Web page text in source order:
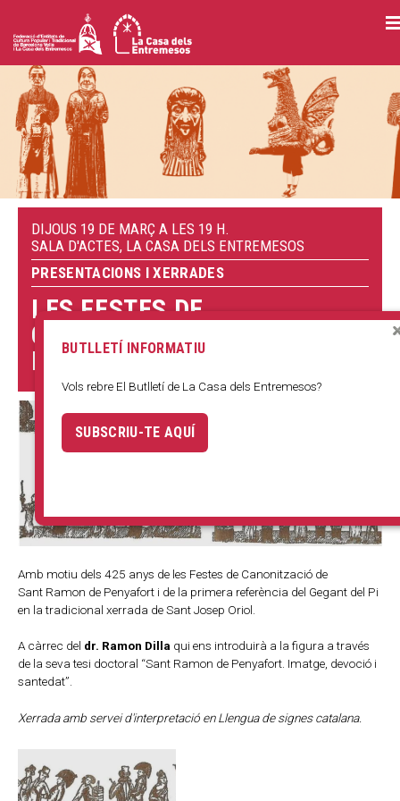
Vés
al
DIJOUS 19 DE MARÇ A LES 19 H.
SALA D'ACTES, LA CASA DELS ENTREMESOS
PRESENTACIONS I XERRADES
LES FESTES DE
CANONITZACIÓ DE SANT
RAMON DE PENYAFORT
Amb motiu dels 425 anys de les Festes de Canonització de
Sant Ramon de Penyafort i de la primera referència del Gegant del Pi
en la tradicional xerrada de Sant Josep Oriol.
A càrrec del dr. Ramon Dilla qui ens introduirà a la figura a través
de la seva tesi doctoral “Sant Ramon de Penyafort. Imatge, devoció i
santedat”.
Xerrada amb servei d'interpretació en Llengua de signes catalana.
BUTLLETÍ INFORMATIU
Vols rebre El Butlletí de La Casa dels Entremesos?
SUBSCRIU-TE AQUÍ